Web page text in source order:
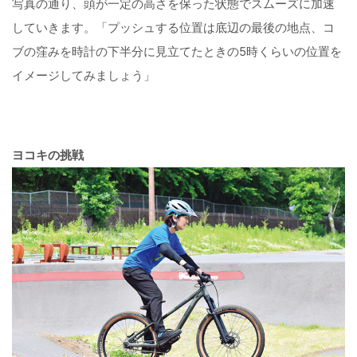
写真の通り、頭が一定の高さを保った状態でスムーズに加速
していきます。「プッシュする位置は底辺の最後の地点、コ
ブの窪みを時計の下半分に見立てたときの5時くらいの位置を
イメージしてみましょう」
ヨコキの挑戦